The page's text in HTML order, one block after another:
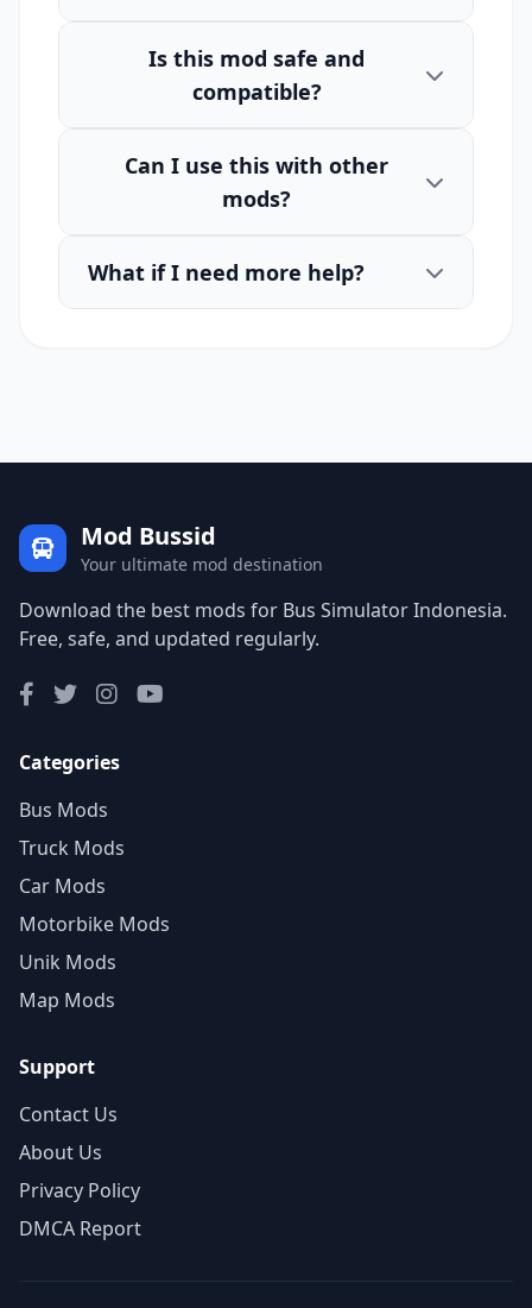
Is this mod safe and
compatible?
Can I use this with other
mods?
What if I need more help?
Mod Bussid
Your ultimate mod destination
Download the best mods for Bus Simulator Indonesia.
Free, safe, and updated regularly.
Categories
Bus Mods
Truck Mods
Car Mods
Motorbike Mods
Unik Mods
Map Mods
Support
Contact Us
About Us
Privacy Policy
DMCA Report